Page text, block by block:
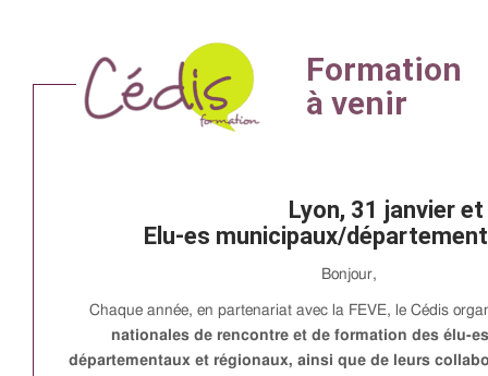
Lyon, 31 janvier
Elu-es municipaux/
Bonjour,
Chaque année, en partenariat avec la FEVE, le Cédis
nationales de rencontre et de formation des élu-
départementaux et régionaux, ainsi que de leurs